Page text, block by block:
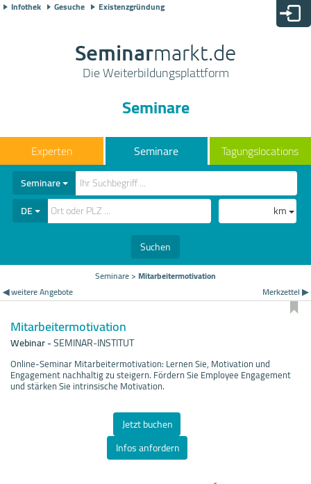
Infothek Gesuche Existenzgründung
Seminarmarkt.de
Die Weiterbildungsplattform
Seminare
Seminare Tagungslocations
Seminare
DE
km
Suchen
Seminare> Mitarbeitermotivation
◀ weitere Angebote
Merkzettel ▶
Mitarbeitermotivation
Webinar-SEMINAR-INSTITUT
Online-Seminar Mitarbeitermotivation: Lernen Sie, Motivation und
Engagement nachhaltig zu steigern. Fördern Sie Employee Engagement
und stärken Sie intrinsische Motivation.
Jetzt buchen
Infos anfordern